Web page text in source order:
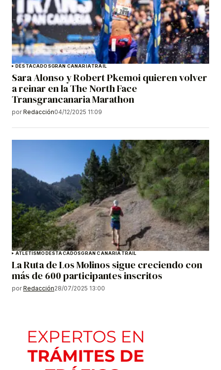
DESTACADOSGRAN CANARIATRAIL
Sara Alonso y Robert Pkemoi quieren volver
a reinar en la The North Face
Transgrancanaria Marathon
por Redacción04/12/2025 11:09
ATLETISMODESTACADOSGRAN CANARIA TRAIL
La Ruta de Los Molinos sigue creciendo con
más de 600 participantes inscritos
por Redacción28/07/2025 13:00